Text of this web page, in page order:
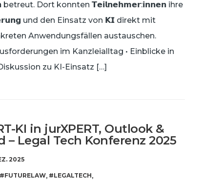
betreut. Dort konnten 𝗧𝗲𝗶𝗹𝗻𝗲𝗵𝗺𝗲𝗿:𝗶𝗻𝗻𝗲𝗻 ihre
und den Einsatz von 𝗞𝗜 direkt mit
Anwendungsfällen austauschen.
im Kanzleialltag • Einblicke in
zu KI-Einsatz […]
KI in jurXPERT, Outlook &
– Legal Tech Konferenz 2025
2025
#FUTURELAW, #LEGALTECH,